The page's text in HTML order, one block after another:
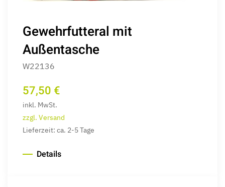
Gewehrfutteral mit
Außentasche
W22136
57,50 €
inkl. MwSt.
zzgl. Versand
Lieferzeit: ca. 2-5 Tage
Details